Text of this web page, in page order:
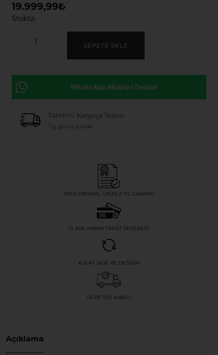
19.999,99₺
Stokta
SEPETE EKLE
WhatsApp Müşteri Destek
Tahmini Kargoya Teslim
1 İş günü içinde
100% ORIJINAL ÜRÜN 2 YIL GARANTI
12 AYA VARAN TAKSIT SEÇENEĞI
KOLAY İADE VE DEĞIŞIM
ÜCRETSIZ KARGO
Açıklama